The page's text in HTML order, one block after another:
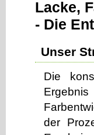
Lacke,
- Die
Unser
Die
der